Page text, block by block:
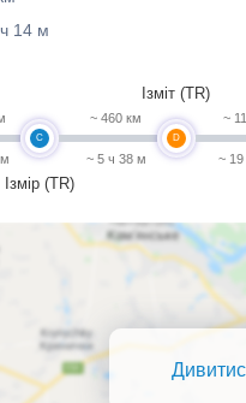
14 м
C
Ізмір (TR)
~ 460 км
~ 5 ч 38 м
D
Ізміт (TR)
~
~